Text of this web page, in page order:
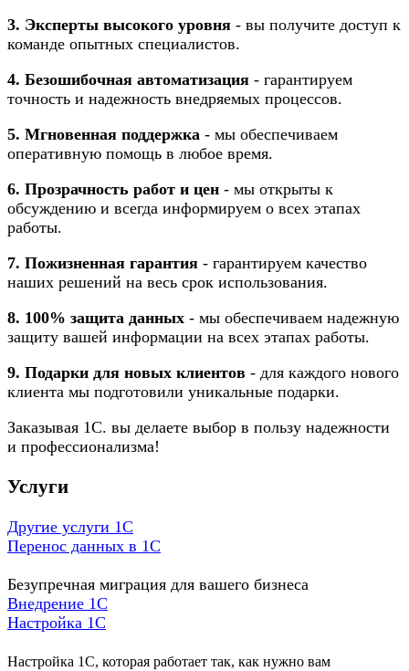
3. Эксперты высокого уровня - вы получите доступ к
команде опытных специалистов.
4. Безошибочная автоматизация - гарантируем
точность и надежность внедряемых процессов.
5. Мгновенная поддержка - мы обеспечиваем
оперативную помощь в любое время.
6. Прозрачность работ и цен - мы открыты к
обсуждению и всегда информируем о всех этапах
работы.
7. Пожизненная гарантия - гарантируем качество
наших решений на весь срок использования.
8. 100% защита данных - мы обеспечиваем надежную
защиту вашей информации на всех этапах работы.
9. Подарки для новых клиентов - для каждого нового
клиента мы подготовили уникальные подарки.
Заказывая 1С. вы делаете выбор в пользу надежности
и профессионализма!
Услуги
Другие услуги 1С
Перенос данных в 1С
Безупречная миграция для вашего бизнеса
Внедрение 1С
Настройка 1C
Настройка 1С, которая работает так, как нужно вам